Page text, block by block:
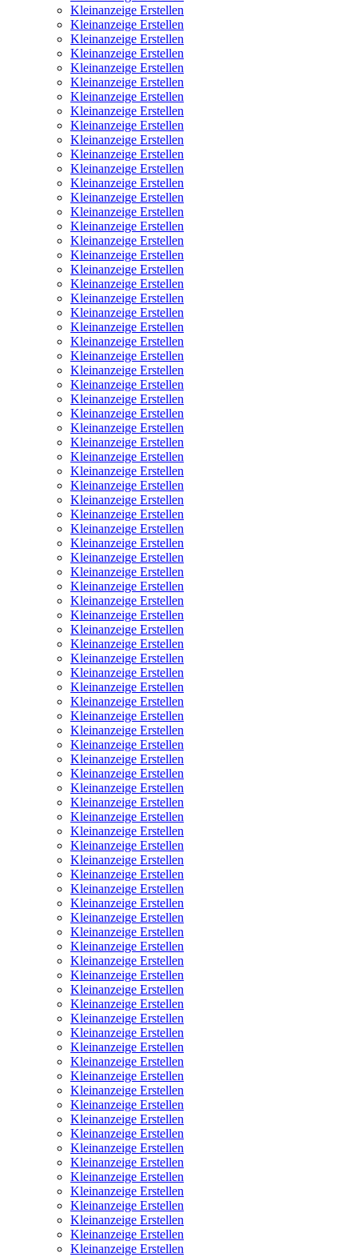
Kleinanzeige Erstellen
Kleinanzeige Erstellen
Kleinanzeige Erstellen
Kleinanzeige Erstellen
Kleinanzeige Erstellen
Kleinanzeige Erstellen
Kleinanzeige Erstellen
Kleinanzeige Erstellen
Kleinanzeige Erstellen
Kleinanzeige Erstellen
Kleinanzeige Erstellen
Kleinanzeige Erstellen
Kleinanzeige Erstellen
Kleinanzeige Erstellen
Kleinanzeige Erstellen
Kleinanzeige Erstellen
Kleinanzeige Erstellen
Kleinanzeige Erstellen
Kleinanzeige Erstellen
Kleinanzeige Erstellen
Kleinanzeige Erstellen
Kleinanzeige Erstellen
Kleinanzeige Erstellen
Kleinanzeige Erstellen
Kleinanzeige Erstellen
Kleinanzeige Erstellen
Kleinanzeige Erstellen
Kleinanzeige Erstellen
Kleinanzeige Erstellen
Kleinanzeige Erstellen
Kleinanzeige Erstellen
Kleinanzeige Erstellen
Kleinanzeige Erstellen
Kleinanzeige Erstellen
Kleinanzeige Erstellen
Kleinanzeige Erstellen
Kleinanzeige Erstellen
Kleinanzeige Erstellen
Kleinanzeige Erstellen
Kleinanzeige Erstellen
Kleinanzeige Erstellen
Kleinanzeige Erstellen
Kleinanzeige Erstellen
Kleinanzeige Erstellen
Kleinanzeige Erstellen
Kleinanzeige Erstellen
Kleinanzeige Erstellen
Kleinanzeige Erstellen
Kleinanzeige Erstellen
Kleinanzeige Erstellen
Kleinanzeige Erstellen
Kleinanzeige Erstellen
Kleinanzeige Erstellen
Kleinanzeige Erstellen
Kleinanzeige Erstellen
Kleinanzeige Erstellen
Kleinanzeige Erstellen
Kleinanzeige Erstellen
Kleinanzeige Erstellen
Kleinanzeige Erstellen
Kleinanzeige Erstellen
Kleinanzeige Erstellen
Kleinanzeige Erstellen
Kleinanzeige Erstellen
Kleinanzeige Erstellen
Kleinanzeige Erstellen
Kleinanzeige Erstellen
Kleinanzeige Erstellen
Kleinanzeige Erstellen
Kleinanzeige Erstellen
Kleinanzeige Erstellen
Kleinanzeige Erstellen
Kleinanzeige Erstellen
Kleinanzeige Erstellen
Kleinanzeige Erstellen
Kleinanzeige Erstellen
Kleinanzeige Erstellen
Kleinanzeige Erstellen
Kleinanzeige Erstellen
Kleinanzeige Erstellen
Kleinanzeige Erstellen
Kleinanzeige Erstellen
Kleinanzeige Erstellen
Kleinanzeige Erstellen
Kleinanzeige Erstellen
Kleinanzeige Erstellen
Kleinanzeige Erstellen